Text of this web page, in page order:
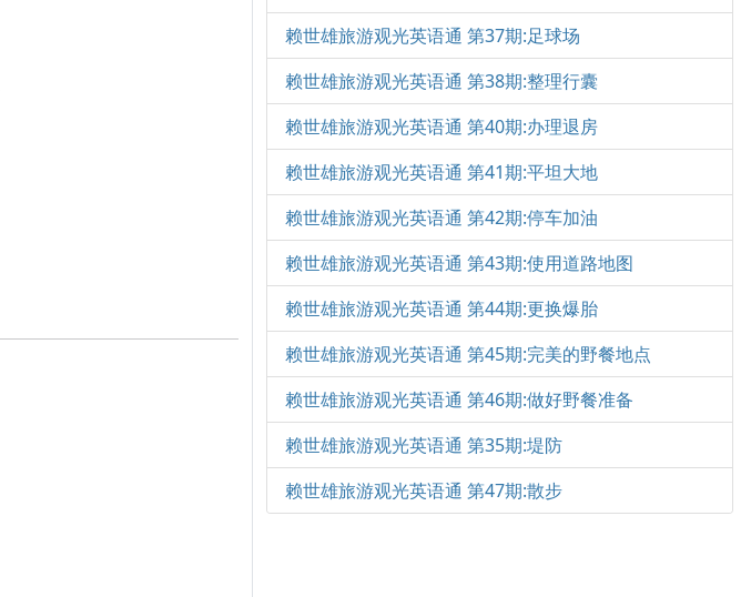
赖世雄旅游观光英语通 第37期:足球场
赖世雄旅游观光英语通 第38期:整理行囊
赖世雄旅游观光英语通 第40期:办理退房
赖世雄旅游观光英语通 第41期:平坦大地
赖世雄旅游观光英语通 第42期:停车加油
赖世雄旅游观光英语通 第43期:使用道路地图
赖世雄旅游观光英语通 第44期:更换爆胎
赖世雄旅游观光英语通 第45期:完美的野餐地点
赖世雄旅游观光英语通 第46期:做好野餐准备
赖世雄旅游观光英语通 第35期:堤防
赖世雄旅游观光英语通 第47期:散步